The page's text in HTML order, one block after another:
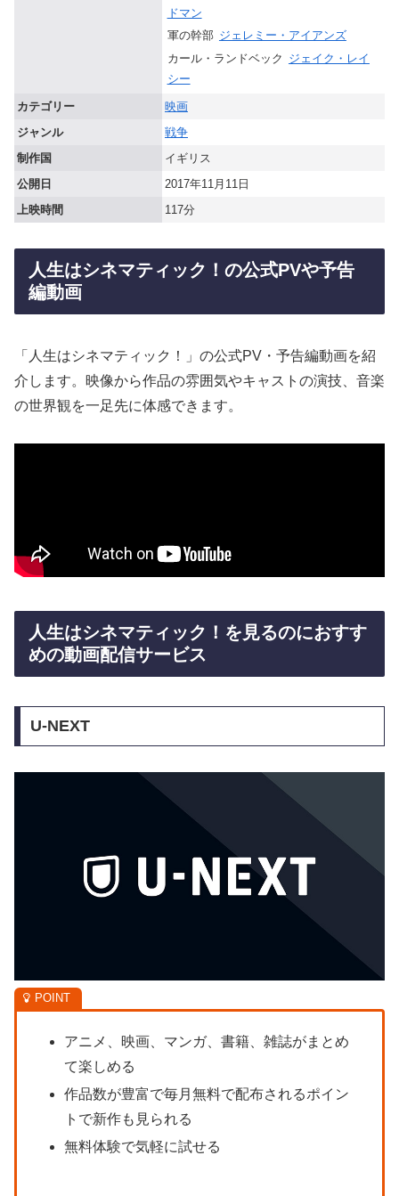
ドマン
軍の幹部 ジェレミー・アイアンズ
カール・ランドベック ジェイク・レイ
シー
カテゴリー
映画
ジャンル
戦争
制作国
イギリス
公開日
2017年11月11日
上映時間
117分
人生はシネマティック！の公式PVや予告
編動画
「人生はシネマティック！」の公式PV・予告編動画を紹
介します。映像から作品の雰囲気やキャストの演技、音楽
の世界観を一足先に体感できます。
人生はシネマティック！を見るのにおすす
めの動画配信サービス
U-NEXT
アニメ、映画、マンガ、書籍、雑誌がまとめ
て楽しめる
作品数が豊富で毎月無料で配布されるポイン
トで新作も見られる
無料体験で気軽に試せる